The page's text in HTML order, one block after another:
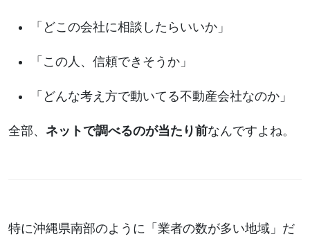
「どこの会社に相談したらいいか」
「この人、信頼できそうか」
「どんな考え方で動いてる不動産会社なのか」
全部、 ネットで調べるのが当たり前なんですよね。
特に沖縄県南部のように「業者の数が多い地域」だ